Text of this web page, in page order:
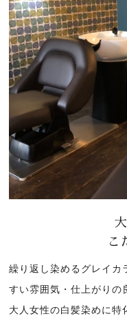
こ
繰り返し染めるグレイカ
すい雰囲気・仕上がりの
大人女性の白髪染めに特